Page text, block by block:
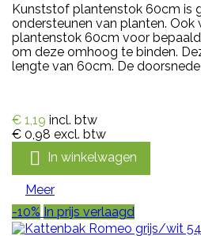
Kunststof plantenstok 60cm is
ondersteunen van planten.
plantenstok 60cm voor
om deze omhoog te binden.
lengte van 60cm. De
€ 1,19 incl. btw
€ 0,98 excl. btw
 In winkelwagen
Meer
-10% In prijs verlaagd